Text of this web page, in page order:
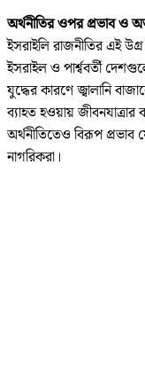
অর্থনীতির ওপর প্রভাব ও
ইসরাইলি রাজনীতির এই
ইসরাইল ও পার্শ্ববর্তী
যুদ্ধের কারণে জ্বালানি
ব্যাহত হওয়ায় জীবনযাত্রার
অর্থনীতিতেও বিরূপ প্রভাব
নাগরিকরা।